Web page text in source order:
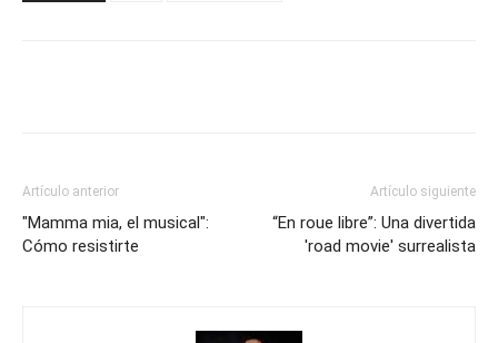
Artículo anterior
"Mamma mia, el musical":
Cómo resistirte
Artículo siguiente
“En roue libre”: Una divertida
'road movie' surrealista